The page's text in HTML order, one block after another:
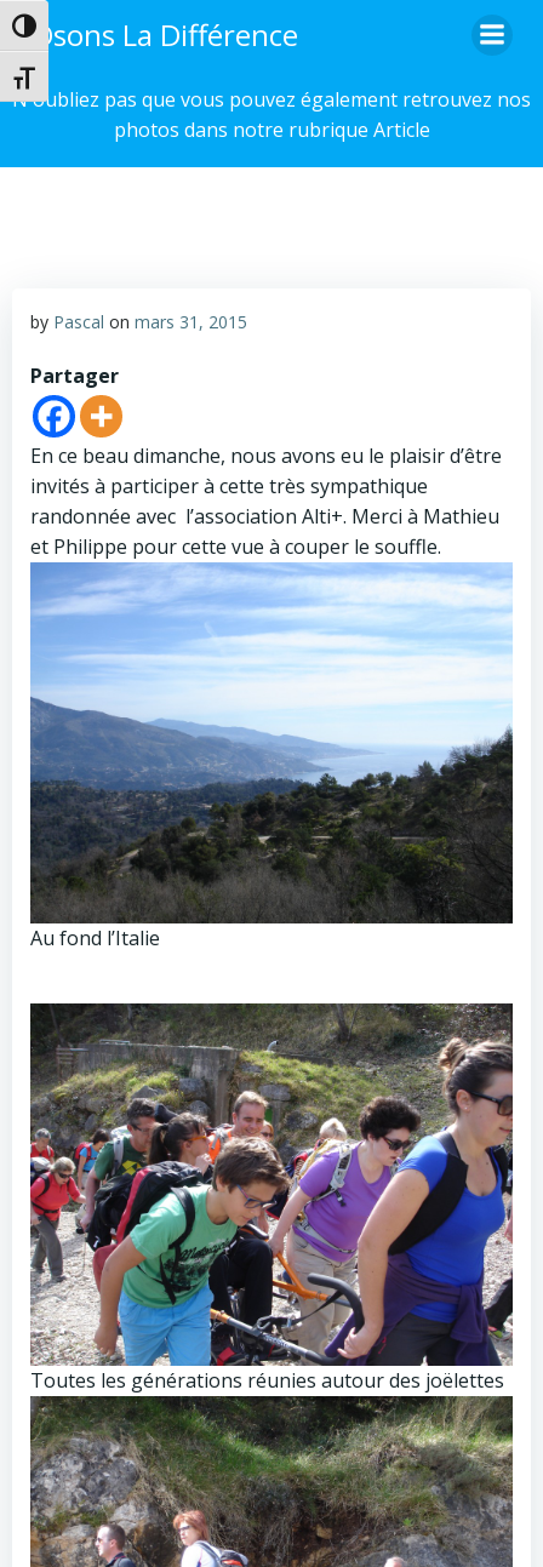
Passer en contraste élevé
Changer la taille de la police
au
Osons La Différence
N'oubliez pas que vous pouvez également retrouvez nos
photos dans notre rubrique Article
by Pascal on mars 31, 2015
Partager
En ce beau dimanche, nous avons eu le plaisir d’être
invités à participer à cette très sympathique
randonnée avec l’association Alti+. Merci à Mathieu
et Philippe pour cette vue à couper le souffle.
Au fond l’Italie
Toutes les générations réunies autour des joëlettes